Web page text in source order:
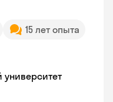
15 лет опыта
университет